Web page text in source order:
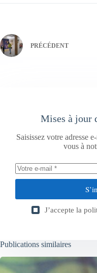
PRÉCÉDENT
Mises à jour
Saisissez votre adresse
vous à
J’accepte la
Publications similaires